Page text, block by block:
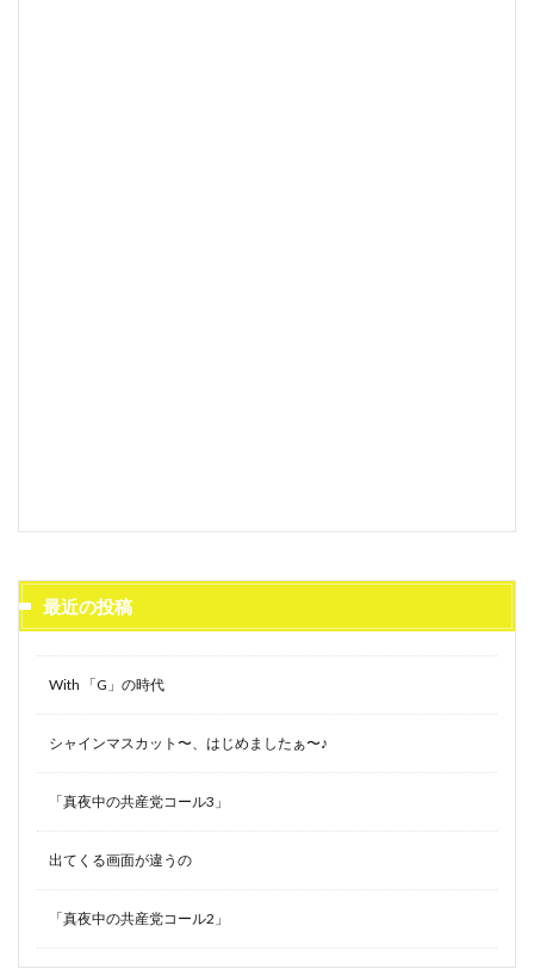
最近の投稿
With 「G」の時代
シャインマスカット〜、はじめましたぁ〜♪
「真夜中の共産党コール3」
出てくる画面が違うの
「真夜中の共産党コール2」